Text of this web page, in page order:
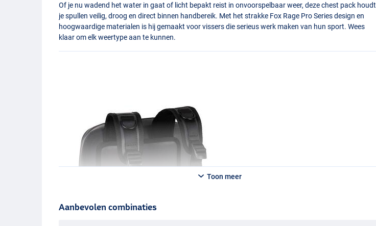
Of je nu wadend het water in gaat of licht bepakt reist in onvoorspelbaar weer, deze chest pack houdt
je spullen veilig, droog en direct binnen handbereik. Met het strakke Fox Rage Pro Series design en
hoogwaardige materialen is hij gemaakt voor vissers die serieus werk maken van hun sport. Wees
klaar om elk weertype aan te kunnen.
Toon meer
Aanbevolen combinaties